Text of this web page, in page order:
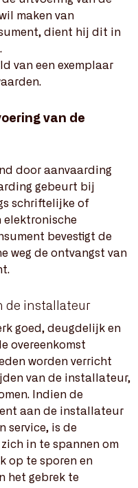
maken van
dient hij dit in
van een exemplaar
van de
door aanvaarding
gebeurt bij
schriftelijke of
elektronische
bevestigt de
weg de ontvangst van
de installateur
goed, deugdelijk en
overeenkomst
worden verricht
van de installateur,
Indien de
aan de installateur
service, is de
in te spannen om
op te sporen en
het gebrek te